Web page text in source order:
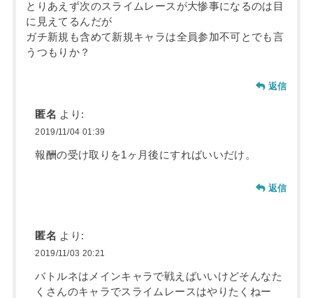
とりあえず次のスライムレースが大惨事になるのは目
に見えてるんだが
ガチ新規も含めて新規キャラは全員参加不可とでも言
うつもりか？
返信
匿名 より:
2019/11/04 01:39
報酬の受け取りを1ヶ月後にすればいいだけ。
返信
匿名 より:
2019/11/03 20:21
バトルネはメインキャラで戦えばいいけどそんなた
くさんのキャラでスライムレースはやりたくねー